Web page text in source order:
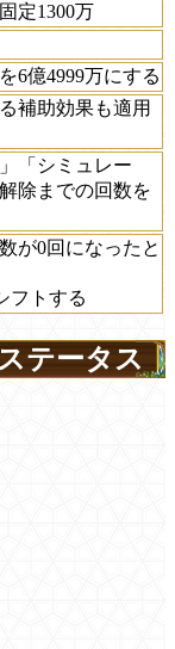
定1300万
6億4999万にする
補助効果も適用
「シミュレー
除までの回数を
が0回になったと
フトする
テータス